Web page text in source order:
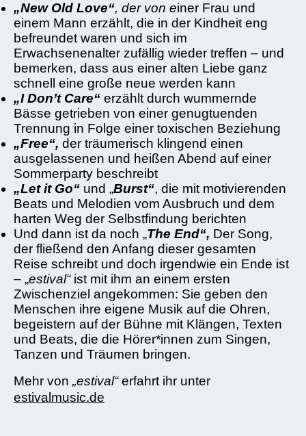
„New Old Love“, der von einer Frau und
einem Mann erzählt, die in der Kindheit eng
befreundet waren und sich im
Erwachsenenalter zufällig wieder treffen – und
bemerken, dass aus einer alten Liebe ganz
schnell eine große neue werden kann
„I Don’t Care“ erzählt durch wummernde
Bässe getrieben von einer genugtuenden
Trennung in Folge einer toxischen Beziehung
„Free“, der träumerisch klingend einen
ausgelassenen und heißen Abend auf einer
Sommerparty beschreibt
„Let it Go“ und „Burst“, die mit motivierenden
Beats und Melodien vom Ausbruch und dem
harten Weg der Selbstfindung berichten
Und dann ist da noch „The End“, Der Song,
der fließend den Anfang dieser gesamten
Reise schreibt und doch irgendwie ein Ende ist
– „estival“ist mit ihm an einem ersten
Zwischenziel angekommen: Sie geben den
Menschen ihre eigene Musik auf die Ohren,
begeistern auf der Bühne mit Klängen, Texten
und Beats, die die Hörer*innen zum Singen,
Tanzen und Träumen bringen.
Mehr von „estival“erfahrt ihr unter
estivalmusic.de